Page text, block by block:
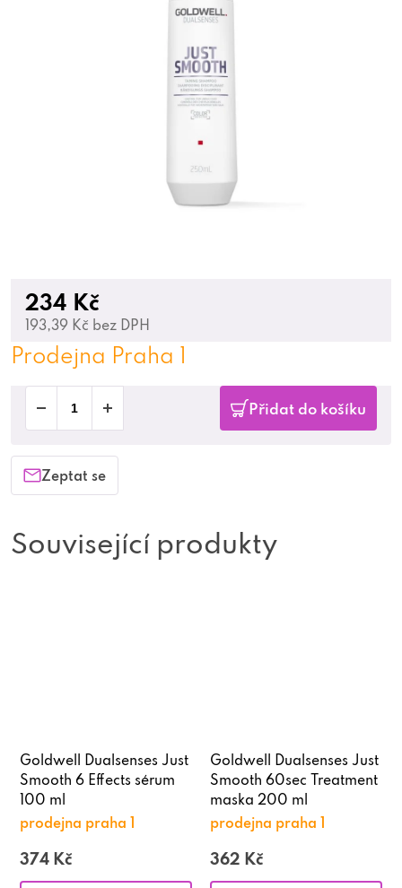
234 Kč
193,39 Kč bez DPH
Prodejna Praha 1
Přidat do košíku
Zeptat se
Související produkty
Goldwell Dualsenses Just
Smooth 6 Effects sérum
100 ml
prodejna praha 1
374 Kč
Goldwell Dualsenses Just
Smooth 60sec Treatment
maska 200 ml
prodejna praha 1
362 Kč